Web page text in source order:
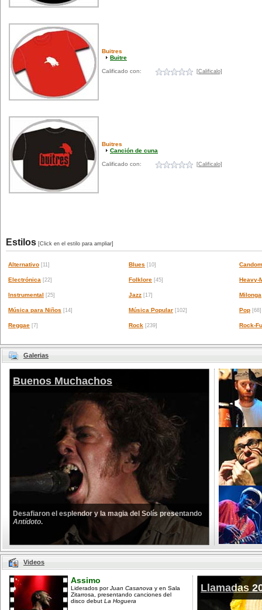
Buitres
Buitre
Calificado con: [Calificalo]
Buitres
Canción de cuna
Calificado con: [Calificalo]
Estilos [Click en el estilo para ampliar]
Alternativo [11] Blues [10]
Electrónica [22] Folklore [45] Heavy-
Instrumental [25] Jazz [17] Milonga
Música para Niños [14] Música Popular [102] Pop [68]
Reggae [7] Rock [239] Rock-
Galerias
Buenos Muchachos
Desafiaron el esplendor y la magia del Solís presentando
Antídoto.
Videos
Assimo
Liderados porJuan Casanova y en Sala
Zitarrosa, presentando canciones del
disco debut La Hoguera
Llamadas